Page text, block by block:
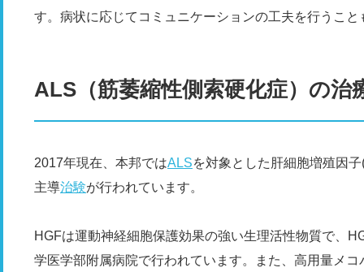
す。病状に応じてコミュニケーションの工夫を行うこ
ALS（筋萎縮性側索硬化症）の治
2017年現在、本邦ではALSを対象とした肝細胞増殖因
主導治験が行われています。
HGFは運動神経細胞保護効果の強い生理活性物質で、
学医学部附属病院で行われています。また、高用量メ